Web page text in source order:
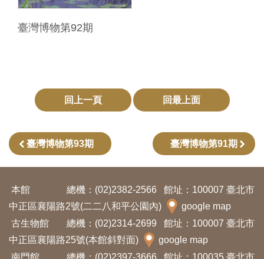
料
開
權
回
首
頁
臺灣博物第92期
回上一頁 回最上面
臺灣博物第93期 臺灣博物第91期
本館 總機：(02)2382-2566
館址：100007 臺北市
中正區襄陽路2號(二二八和平公園內)
google map
古生物館
總機：(02)2314-2699
館址：100007 臺北市
中正區襄陽路25號(本館斜對面)
google map